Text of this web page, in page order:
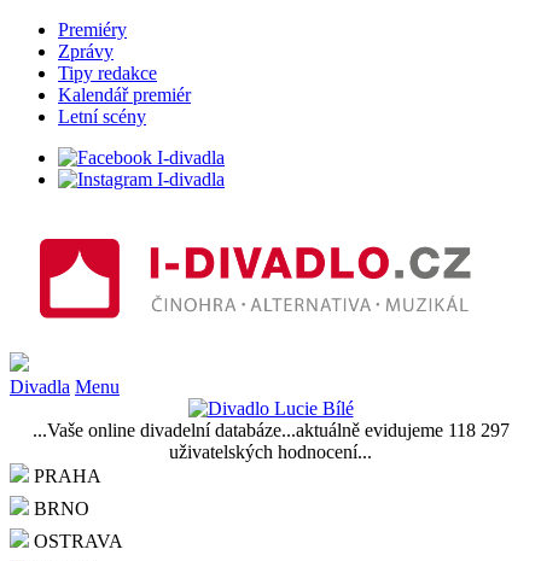
Premiéry
Zprávy
Tipy redakce
Kalendář premiér
Letní scény
Divadla Menu
...Vaše online divadelní databáze...aktuálně evidujeme 118 297
uživatelských hodnocení...
PRAHA
BRNO
OSTRAVA